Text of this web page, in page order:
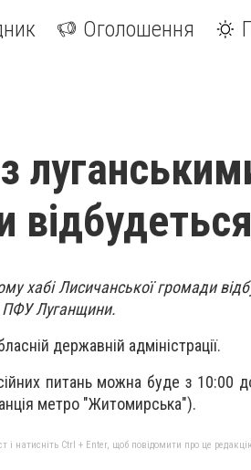
Оголошення
хабі Лисичанської громади
ПФУ Луганщини.
державній адміністрації.
питань можна буде з 10:00
метро "Житомирська").
і натисніть Ctrl + Enter, щоб повідомити про це